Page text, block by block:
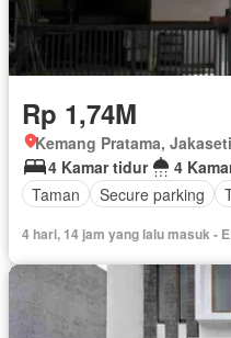
Rp 1,74M
Kemang Pratama,
4 Kamar tidur
4
Taman
Secure parking
4 hari, 14 jam yang lalu masuk -